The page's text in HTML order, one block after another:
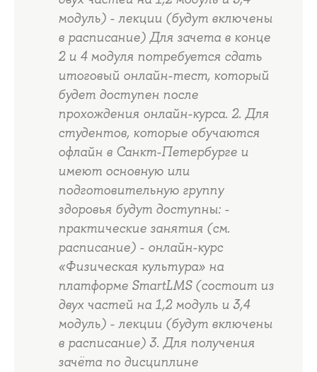
модуль) - лекции (будут включены
в расписание) Для зачета в конце
2 и 4 модуля потребуется сдать
итоговый онлайн-тест, который
будет доступен после
прохождения онлайн-курса. 2. Для
студентов, которые обучаются
офлайн в Санкт-Петербурге и
имеют основную или
подготовительную группу
здоровья будут доступны: -
практические занятия (см.
расписание) - онлайн-курс
«Физическая культура» на
платформе SmartLMS (состоит из
двух частей на 1,2 модуль и 3,4
модуль) - лекции (будут включены
в расписание) 3. Для получения
зачёта по дисциплине